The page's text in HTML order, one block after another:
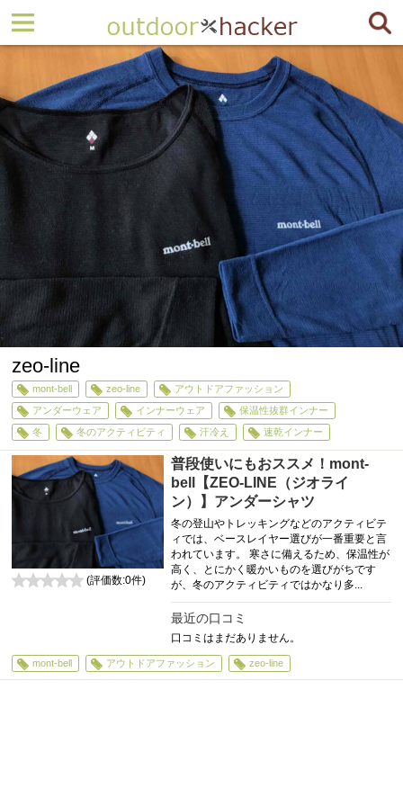
zeo-line
mont-bell zeo-line
アウトドアファッション
アンダーウェア
インナーウェア
保温性抜群インナー
冬
冬のアクティビティ 汗冷え 速乾インナー
普段使いにもおススメ！mont-
bell【ZEO-LINE（ジオライ
ン）】アンダーシャツ
冬の登山やトレッキングなどのアクティビテ
ィでは、ベースレイヤー選びが一番重要と言
われています。 寒さに備えるため、保温性が
高く、とにかく暖かいものを選びがちです
が、冬のアクティビティではかなり多...
最近の口コミ
口コミはまだありません。
(評価数:0件)
mont-bell アウトドアファッション zeo-line